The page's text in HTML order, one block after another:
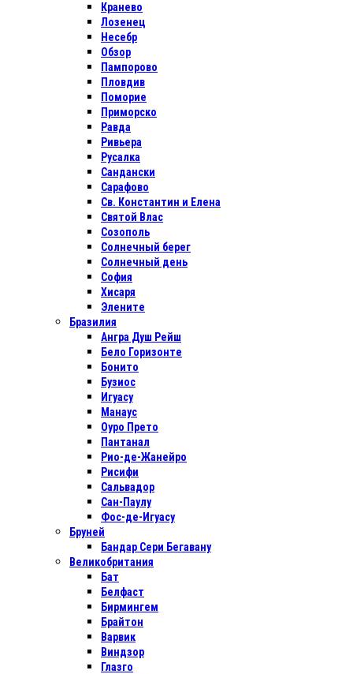
Кранево
Лозенец
Несебр
Обзор
Пампорово
Пловдив
Поморие
Приморско
Равда
Ривьера
Русалка
Сандански
Сарафово
Св. Константин и Елена
Святой Влас
Созополь
Солнечный берег
Солнечный день
София
Хисаря
Элените
Бразилия
Ангра Душ Рейш
Бело Горизонте
Бонито
Бузиос
Игуасу
Манаус
Оуро Прето
Пантанал
Рио-де-Жанейро
Рисифи
Сальвадор
Сан-Паулу
Фос-де-Игуасу
Бруней
Бандар Сери Бегавану
Великобритания
Бат
Белфаст
Бирмингем
Брайтон
Варвик
Виндзор
Глазго